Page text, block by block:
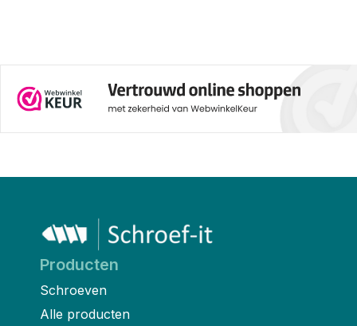
Producten
Schroeven
Alle producten